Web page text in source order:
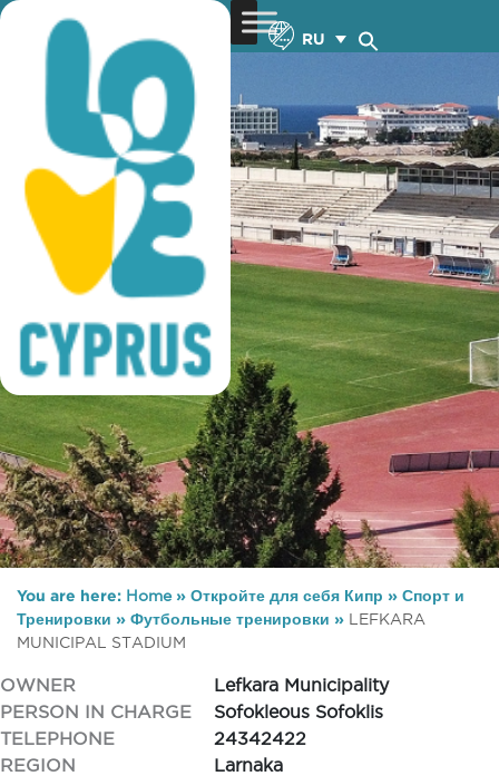
RU
футбольные сборы
You are here: Home» Откройте для себя Кипр » Спорт и
Тренировки » Футбольные тренировки » LEFKARA
MUNICIPAL STADIUM
OWNER
Lefkara Municipality
PERSON IN CHARGE
Sofokleous Sofoklis
TELEPHONE
24342422
REGION
Larnaka